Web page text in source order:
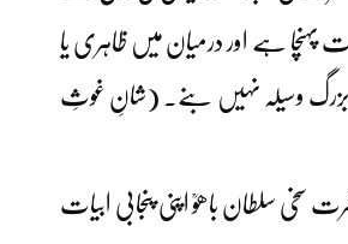
پہنچا ہے اور درمیان میں ظاہری یا
بزرگ وسیلہ نہیں بنے۔ (شانِ غوثِ
سخی سلطان باھوؒ اپنی پنجابی ابیات